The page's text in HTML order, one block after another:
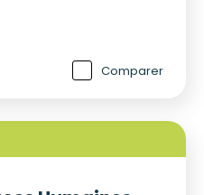
Comparer